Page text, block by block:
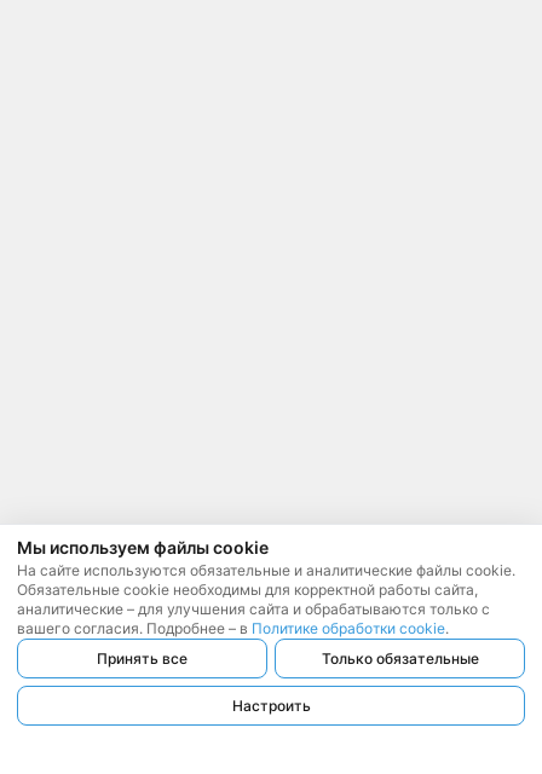
Мы используем файлы cookie
На сайте используются обязательные и аналитические файлы cookie.
Обязательные cookie необходимы для корректной работы сайта,
аналитические – для улучшения сайта и обрабатываются только с
вашего согласия. Подробнее – в Политике обработки cookie.
Принять все
Только обязательные
Настроить